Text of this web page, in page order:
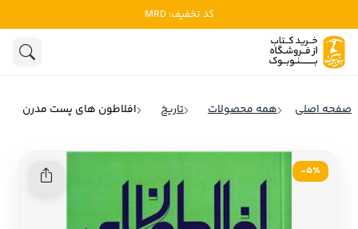
کد تخفیف: MRD
ادبیات
تاریخ و سیاست
ادبیات انگلیس
ادبیات فرانسه
ادبیات ایتالیا
صفحه اصلی همه محصولات تاریخ افلاطون های پست مدرن
5٪-